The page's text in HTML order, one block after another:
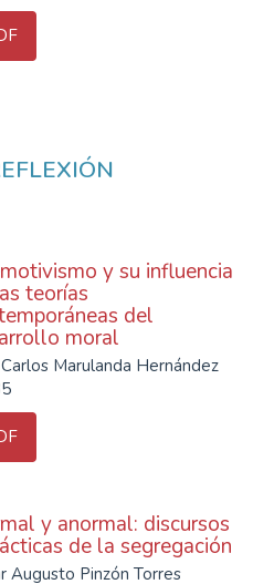
y su influencia
teorías
del
moral
Carlos Marulanda Hernández
y anormal: discursos
de la segregación
Augusto Pinzón Torres